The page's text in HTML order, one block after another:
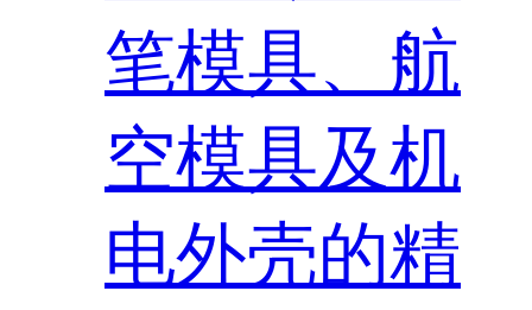
笔模具、航
空模具及机
电外壳的精